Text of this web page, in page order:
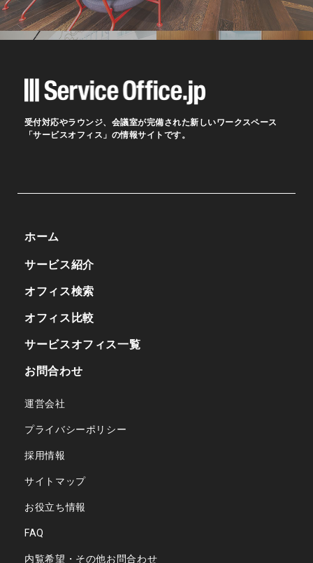
受付対応やラウンジ、会議室が完備された新しいワークスペース
「サービスオフィス」の情報サイトです。
ホーム
サービス紹介
オフィス検索
オフィス比較
サービスオフィス一覧
お問合わせ
運営会社
プライバシーポリシー
採用情報
サイトマップ
お役立ち情報
FAQ
内覧希望・その他お問合わせ